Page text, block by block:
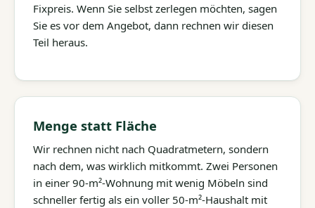
Fixpreis. Wenn Sie selbst zerlegen möchten, sagen
Sie es vor dem Angebot, dann rechnen wir diesen
Teil heraus.
Menge statt Fläche
Wir rechnen nicht nach Quadratmetern, sondern
nach dem, was wirklich mitkommt. Zwei Personen
in einer 90-m²-Wohnung mit wenig Möbeln sind
schneller fertig als ein voller 50-m²-Haushalt mit